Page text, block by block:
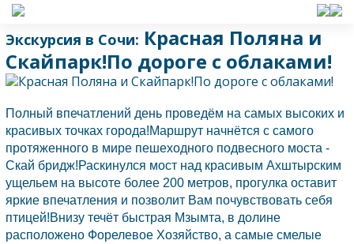
Экскурсия в Сочи: Красная Поляна и
Скайпарк!По дороге с облаками!
Полный впечатлений день проведём на самых высоких и
красивых точках города!Маршрут начнётся с самого
протяженного в мире пешеходного подвесного моста -
Скай бридж!Раскинулся мост над красивым Ахштырским
ущельем на высоте более 200 метров, прогулка оставит
яркие впечатления и позволит Вам почувствовать себя
птицей!Внизу течёт быстрая Мзымта, в долине
расположено Форелевое Хозяйство, а самые смелые